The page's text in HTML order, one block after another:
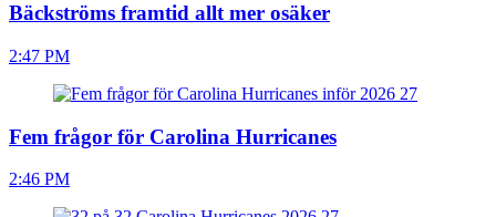
Bäckströms framtid allt mer osäker
2:47 PM
Fem frågor för Carolina Hurricanes
2:46 PM